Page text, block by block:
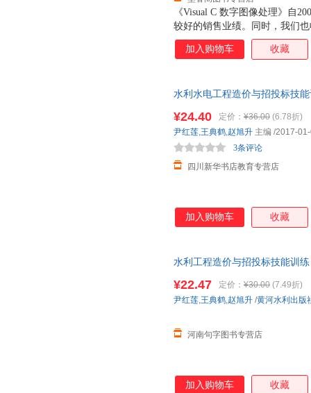
《Visual C 数字图像处理》自
较好的销售业绩。同时，我们
意见和建议。经过一段时期的
息，决定将本书进行补充修订
加入购物车 收藏
水利水电工程造价与招投标技
¥24.40 定价： ¥36.00 (6.78折)
四川新华书店教育专营店
3条评论
尹红莲,王典鹤,赵旭升 主编 /2017-
加入购物车 收藏
水利工程造价与招投标技能训
¥22.47 定价： ¥30.00 (7.49折)
河南句字图书专营店
尹红莲,王典鹤,赵旭升 /黄河水利出版
加入购物车 收藏